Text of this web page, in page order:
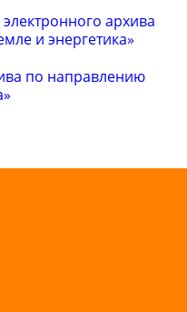
архива
и энергетика»
по направлению